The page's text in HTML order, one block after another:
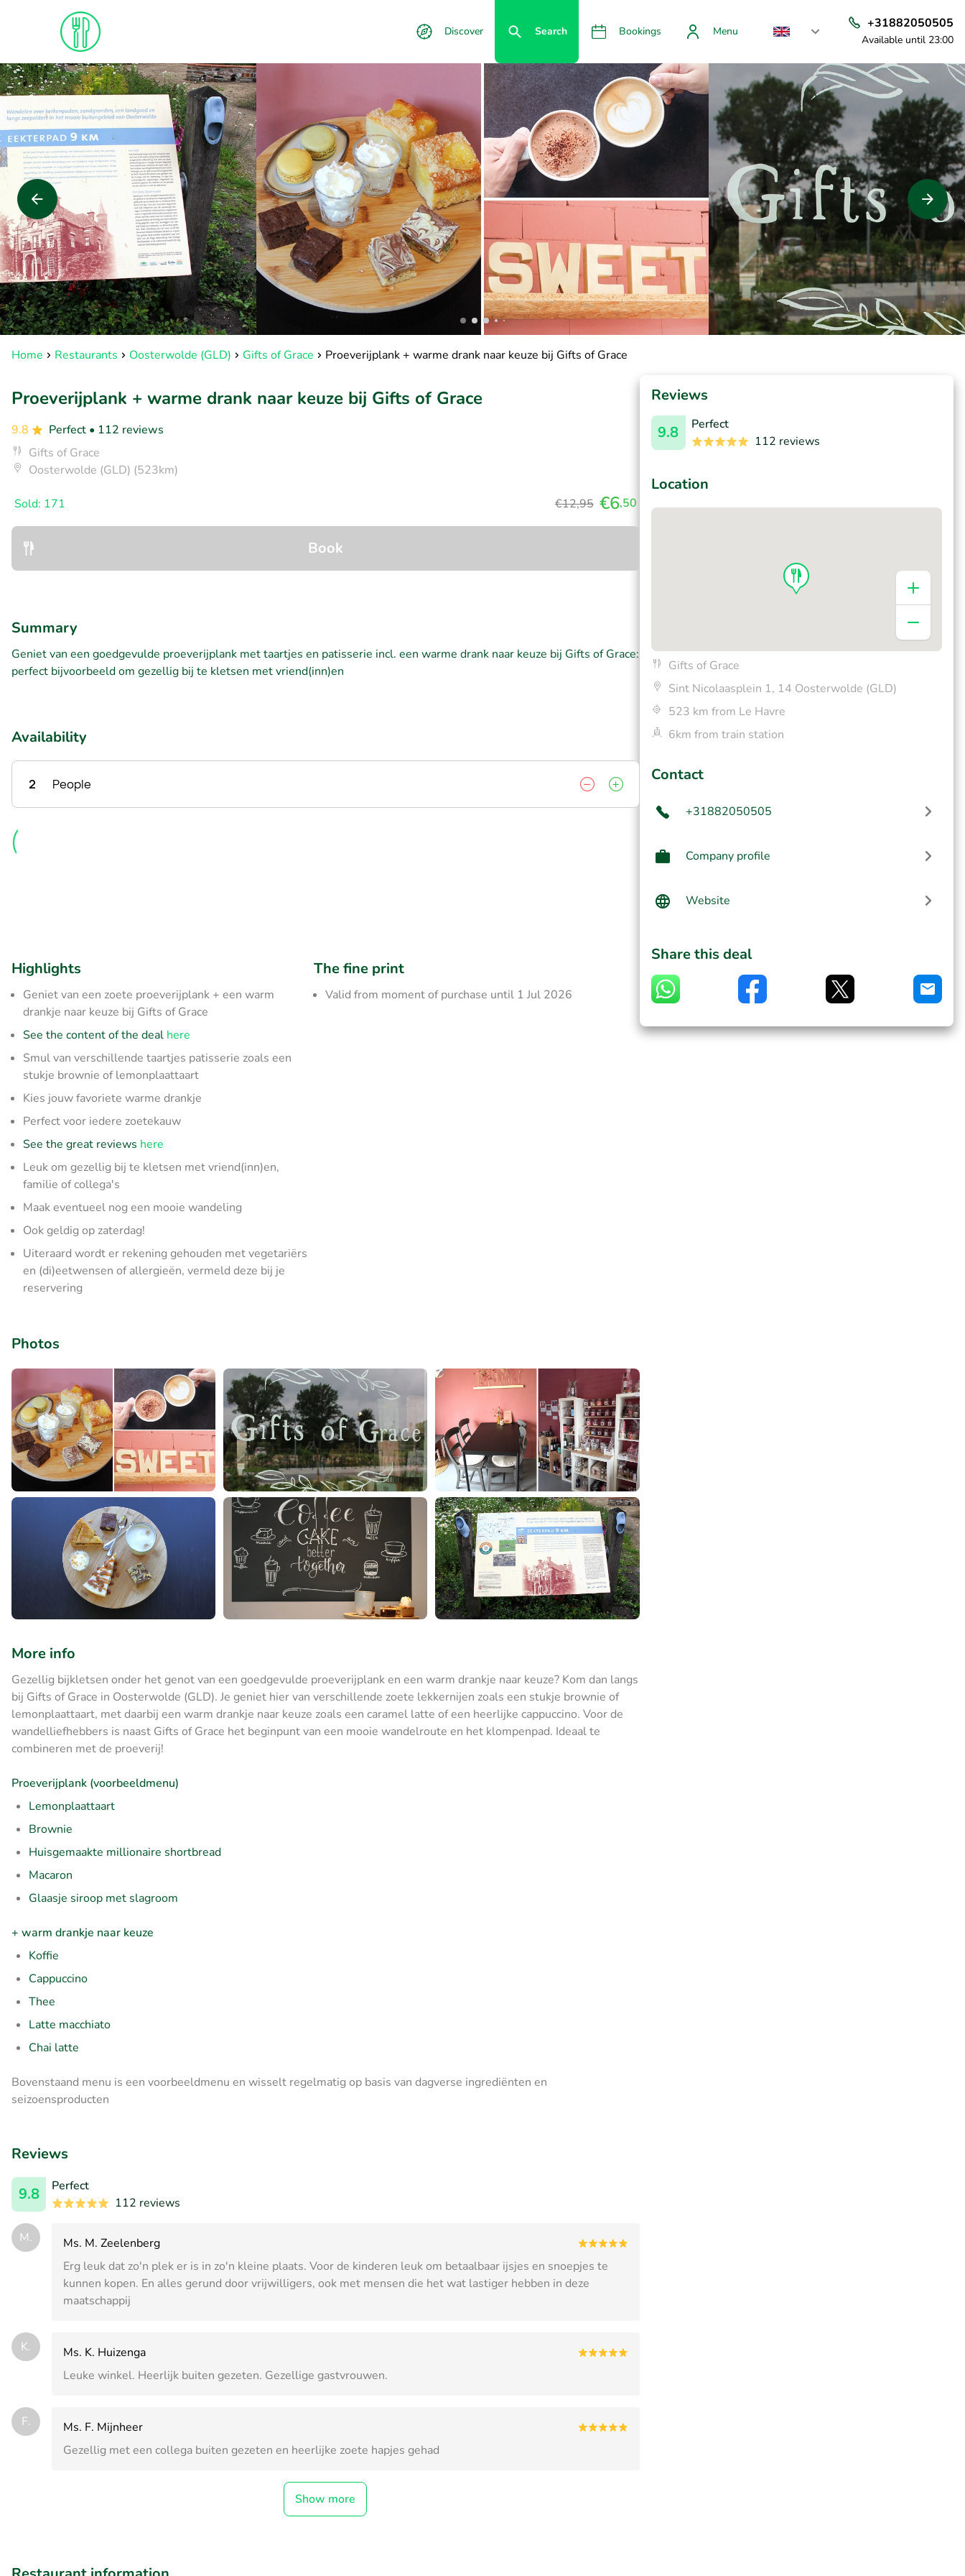
Discover Search Bookings Menu
+31882050505
Available until 23:00
Home Restaurants Oosterwolde (GLD) Gifts of Grace Proeverijplank + warme drank naar keuze bij Gifts of Grace
Proeverijplank + warme drank naar keuze bij Gifts of Grace
9.8 Perfect • 112 reviews
Gifts of Grace
Oosterwolde (GLD) (523km)
Sold: 171 €12,95 €6,50
Book
Summary
Geniet van een goedgevulde proeverijplank met taartjes en patisserie incl. een warme drank naar keuze bij Gifts of Grace:
perfect bijvoorbeeld om gezellig bij te kletsen met vriend(inn)en
Availability
2 People
Highlights
Geniet van een zoete proeverijplank + een warm
drankje naar keuze bij Gifts of Grace
See the content of the deal here
Smul van verschillende taartjes patisserie zoals een
stukje brownie of lemonplaattaart
Kies jouw favoriete warme drankje
Perfect voor iedere zoetekauw
See the great reviews here
Leuk om gezellig bij te kletsen met vriend(inn)en,
familie of collega's
Maak eventueel nog een mooie wandeling
Ook geldig op zaterdag!
Uiteraard wordt er rekening gehouden met vegetariërs
en (di)eetwensen of allergieën, vermeld deze bij je
reservering
The fine print
Valid from moment of purchase until 1 Jul 2026
Photos
More info
Gezellig bijkletsen onder het genot van een goedgevulde proeverijplank en een warm drankje naar keuze? Kom dan langs
bij Gifts of Grace in Oosterwolde (GLD). Je geniet hier van verschillende zoete lekkernijen zoals een stukje brownie of
lemonplaattaart, met daarbij een warm drankje naar keuze zoals een caramel latte of een heerlijke cappuccino. Voor de
wandelliefhebbers is naast Gifts of Grace het beginpunt van een mooie wandelroute en het klompenpad. Ideaal te
combineren met de proeverij!
Proeverijplank (voorbeeldmenu)
Lemonplaattaart
Brownie
Huisgemaakte millionaire shortbread
Macaron
Glaasje siroop met slagroom
+ warm drankje naar keuze
Koffie
Cappuccino
Thee
Latte macchiato
Chai latte
Bovenstaand menu is een voorbeeldmenu en wisselt regelmatig op basis van dagverse ingrediënten en
seizoensproducten
Reviews
9.8
Perfect
112 reviews
M.
Ms. M. Zeelenberg
Erg leuk dat zo'n plek er is in zo'n kleine plaats. Voor de kinderen leuk om betaalbaar ijsjes en snoepjes te
kunnen kopen. En alles gerund door vrijwilligers, ook met mensen die het wat lastiger hebben in deze
maatschappij
K.
Ms. K. Huizenga
Leuke winkel. Heerlijk buiten gezeten. Gezellige gastvrouwen.
F.
Ms. F. Mijnheer
Gezellig met een collega buiten gezeten en heerlijke zoete hapjes gehad
Show more
Reviews
9.8
Perfect
112 reviews
Location
Gifts of Grace
Sint Nicolaasplein 1, 14 Oosterwolde (GLD)
523 km from Le Havre
6km from train station
Contact
+31882050505
Company profile
Website
Share this deal